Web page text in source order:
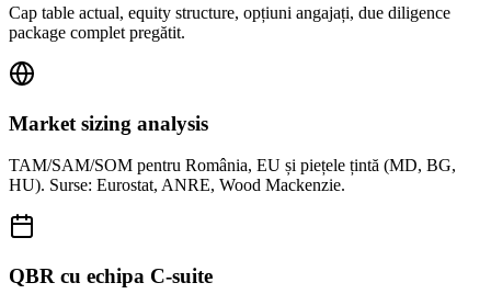
Cap table actual, equity structure, opțiuni angajați, due diligence
package complet pregătit.
Market sizing analysis
TAM/SAM/SOM pentru România, EU și piețele țintă (MD, BG,
HU). Surse: Eurostat, ANRE, Wood Mackenzie.
QBR cu echipa C-suite